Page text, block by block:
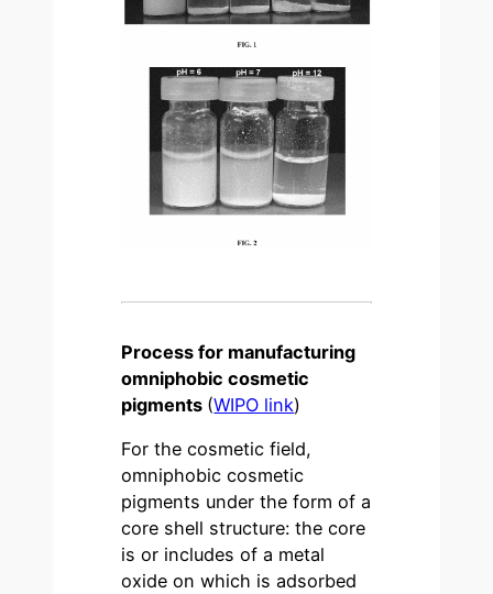
Process for manufacturing
omniphobic cosmetic
pigments (WIPO link)
For the cosmetic field,
omniphobic cosmetic
pigments under the form of a
core shell structure: the core
is or includes of a metal
oxide on which is adsorbed